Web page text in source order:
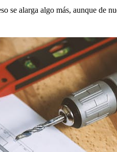
se alarga algo más, aunque de